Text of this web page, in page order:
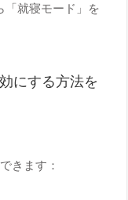
「就寝モード」を
にする方法を
きます：